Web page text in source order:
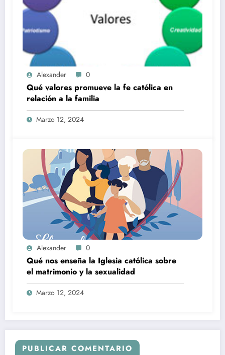
Alexander 0
Qué valores promueve la fe católica en
relación a la familia
Marzo 12, 2024
Alexander 0
Qué nos enseña la Iglesia católica sobre
el matrimonio y la sexualidad
Marzo 12, 2024
PUBLICAR COMENTARIO